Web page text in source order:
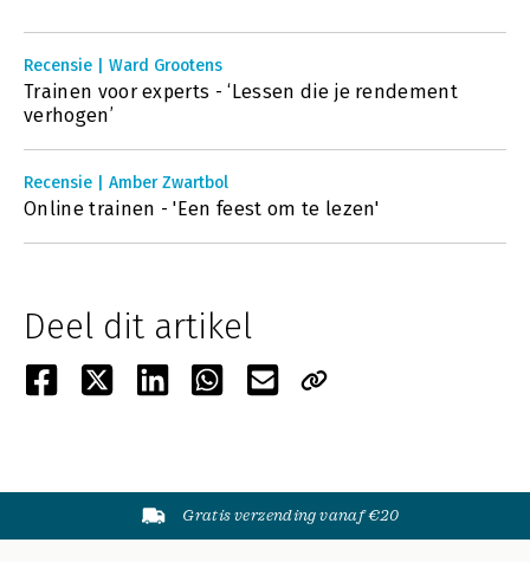
Recensie | Ward Grootens
Trainen voor experts - ‘Lessen die je rendement
verhogen’
Recensie | Amber Zwartbol
Online trainen - 'Een feest om te lezen'
Deel dit artikel
Gratis verzending vanaf €20